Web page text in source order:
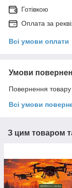
Готівкою
Оплата за
Всі умови оплати
Умови
Повернення
Всі умови
З цим товаром